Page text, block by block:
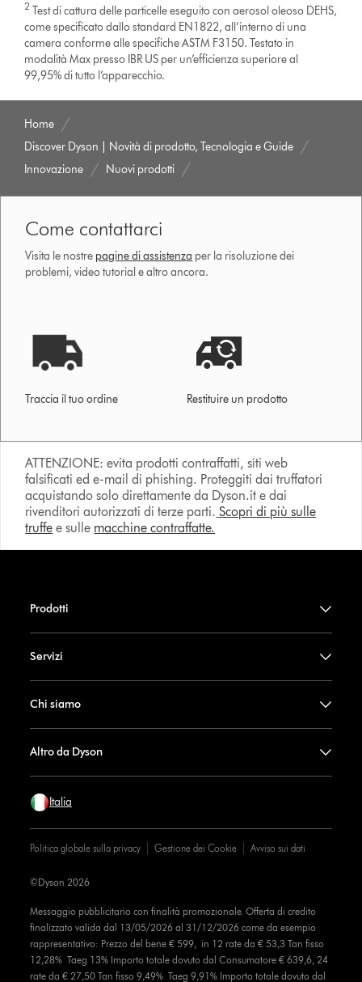
2 Test di cattura delle particelle eseguito con aerosol oleoso DEHS,
come specificato dallo standard EN1822, all’interno di una
camera conforme alle specifiche ASTM F3150. Testato in
modalità Max presso IBR US per un’efficienza superiore al
99,95% di tutto l’apparecchio.
Home
Discover Dyson | Novità di prodotto, Tecnologia e Guide
Innovazione
Nuovi prodotti
Come contattarci
Visita le nostre pagine di assistenza per la risoluzione dei
problemi, video tutorial e altro ancora.
Traccia il tuo ordine Restituire un prodotto
ATTENZIONE: evita prodotti contraffatti, siti web
falsificati ed e-mail di phishing. Proteggiti dai truffatori
acquistando solo direttamente da Dyson.it e dai
rivenditori autorizzati di terze parti. Scopri di più sulle
truffe e sulle macchine contraffatte.
Prodotti
Servizi
Chi siamo
Altro da Dyson
Italia
Politica globale sulla privacy Gestione dei Cookie Avviso sui dati
Messaggio pubblicitario con finalità promozionale. Offerta di credito
finalizzato valida dal 13/05/2026 al 31/12/2026 come da esempio
rappresentativo: Prezzo del bene € 599, in 12 rate da € 53,3 Tan fisso
12,28% Taeg 13% Importo totale dovuto dal Consumatore € 639,6, 24
rate da € 27,50 Tan fisso 9,49% Taeg 9,91% Importo totale dovuto dal
©Dyson 2026